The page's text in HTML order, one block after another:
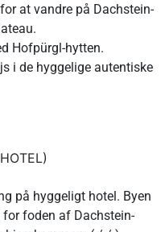
at vandre på Dachstein-
Hofpürgl-hytten.
i de hyggelige autentiske
på hyggeligt hotel. Byen
foden af Dachstein-